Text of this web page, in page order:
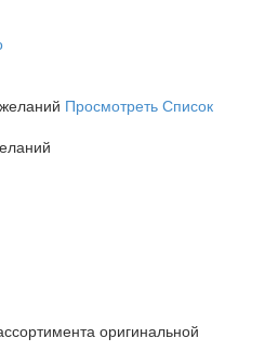
Просмотреть Список
оригинальной